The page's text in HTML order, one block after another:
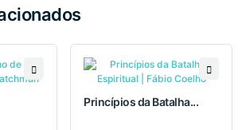
Princípios da Batalha...